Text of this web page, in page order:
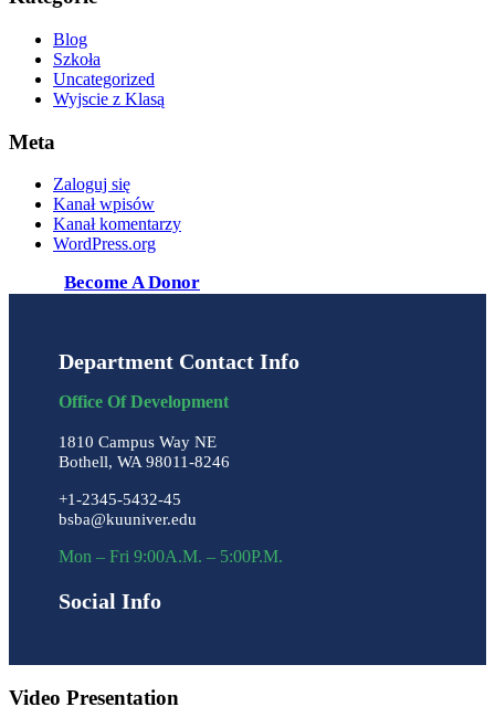
Blog
Szkoła
Uncategorized
Wyjscie z Klasą
Meta
Zaloguj się
Kanał wpisów
Kanał komentarzy
WordPress.org
Become A Donor
Department Contact Info
Office Of Development
1810 Campus Way NE
Bothell, WA 98011-8246
+1-2345-5432-45
bsba@kuuniver.edu
Mon – Fri 9:00A.M. – 5:00P.M.
Social Info
Video Presentation